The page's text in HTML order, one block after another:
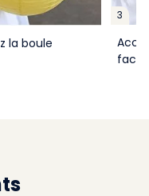
la boule
3